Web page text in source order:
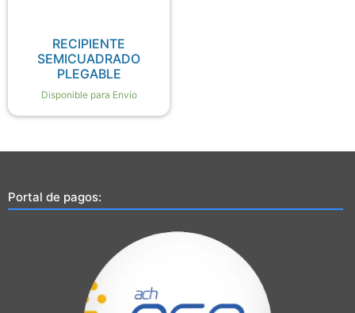
RECIPIENTE
SEMICUADRADO
PLEGABLE
Disponible para Envío
Portal de pagos: